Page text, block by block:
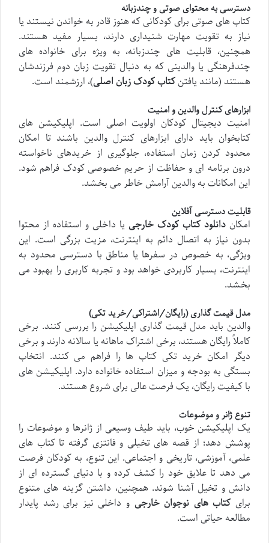
دسترسی به محتوای صوتی و چندزبانه
کتاب های صوتی برای کودکانی که هنوز قادر به خواندن نیستند یا
نیاز به تقویت مهارت شنیداری دارند، بسیار مفید هستند.
همچنین، قابلیت های چندزبانه، به ویژه برای خانواده های
چندفرهنگی یا والدینی که به دنبال تقویت زبان دوم فرزندشان
هستند (مانند یافتنکتاب کودک زبان اصلی)، ارزشمند است.
ابزارهای کنترل والدین و امنیت
امنیت دیجیتال کودکان اولویت اصلی است. اپلیکیشن های
کتابخوان باید دارای ابزارهای کنترل والدین باشند تا امکان
محدود کردن زمان استفاده، جلوگیری از خریدهای ناخواسته
درون برنامه ای و حفاظت از حریم خصوصی کودک فراهم شود.
این امکانات به والدین آرامش خاطر می بخشد.
قابلیت دسترسی آفلاین
امکان دانلود کتاب کودک خارجی یا داخلی و استفاده از محتوا
بدون نیاز به اتصال دائم به اینترنت، مزیت بزرگی است. این
ویژگی، به خصوص در سفرها یا مناطق با دسترسی محدود به
اینترنت، بسیار کاربردی خواهد بود و تجربه کاربری را بهبود می
بخشد.
مدل قیمت گذاری (رایگان/اشتراکی/خرید تکی)
والدین باید مدل قیمت گذاری اپلیکیشن را بررسی کنند. برخی
کاملاً رایگان هستند، برخی اشتراک ماهانه یا سالانه دارند و برخی
دیگر امکان خرید تکی کتاب ها را فراهم می کنند. انتخاب
بستگی به بودجه و میزان استفاده خانواده دارد. اپلیکیشن های
با کیفیت رایگان، یک فرصت عالی برای شروع هستند.
تنوع ژانر و موضوعات
یک اپلیکیشن خوب، باید طیف وسیعی از ژانرها و موضوعات را
پوشش دهد؛ از قصه های تخیلی و فانتزی گرفته تا کتاب های
علمی، آموزشی، تاریخی و اجتماعی. این تنوع، به کودکان فرصت
می دهد تا علایق خود را کشف کرده و با دنیای گسترده ای از
دانش و تخیل آشنا شوند. همچنین، داشتن گزینه های متنوع
برای کتاب های نوجوان خارجی و داخلی نیز برای رشد پایدار
مطالعه حیاتی است.